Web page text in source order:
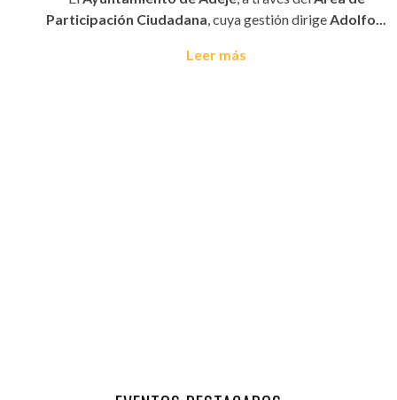
Participación Ciudadana, cuya gestión dirigeAdolfo...
Leer más